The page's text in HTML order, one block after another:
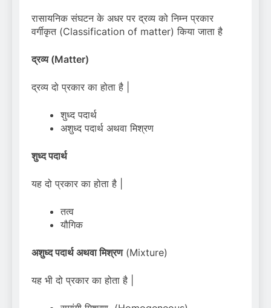
रासायनिक संघटन के अधर पर द्रव्य को निम्न प्रकार
वर्गीकृत (Classification of matter) किया जाता है
द्रव्य(Matter)
द्रव्य दो प्रकार का होता है |
शुध्द पदार्थ
अशुध्द पदार्थ अथवा मिश्रण
शुध्द पदार्थ
यह दो प्रकार का होता है |
तत्व
यौगिक
अशुध्द पदार्थ अथवा मिश्रण(Mixture)
यह भी दो प्रकार का होता है |